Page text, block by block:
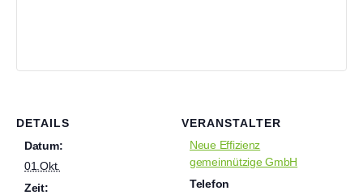
DETAILS
Datum:
01.Okt.
Zeit:
VERANSTALTER
Neue Effizienz
gemeinnützige GmbH
Telefon